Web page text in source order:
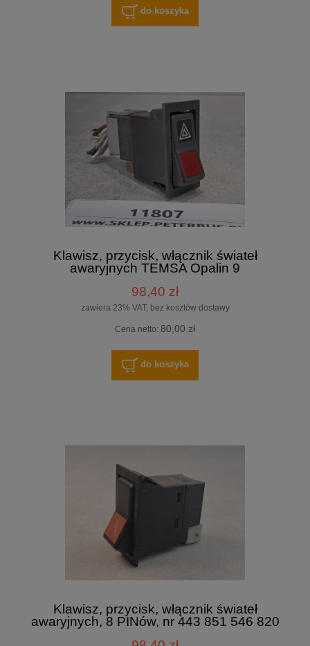
do koszyka
Klawisz, przycisk, włącznik świateł
awaryjnych TEMSA Opalin 9
98,40 zł
zawiera 23% VAT, bez kosztów dostawy
Cena netto: 80,00 zł
do koszyka
Klawisz, przycisk, włącznik świateł
awaryjnych, 8 PINów, nr 443 851 546 820